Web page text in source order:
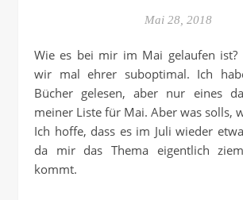
Mai 28, 2018
Wie es bei mir im Mai gelaufen ist? Hahaha sagen
wir mal ehrer suboptimal. Ich
Bücher gelesen, aber nur eines
meiner Liste für Mai. Aber was solls,
Ich hoffe, dass es im Juli wieder
da mir das Thema eigentlich
kommt.